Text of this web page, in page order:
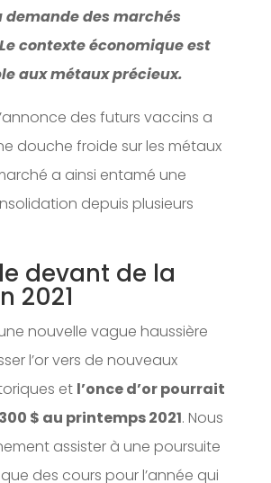
demande des marchés
Le contexte économique est
aux métaux précieux.
des futurs vaccins a
douche froide sur les métaux
a ainsi entamé une
depuis plusieurs
le devant de la
2021
nouvelle vague haussière
l’or vers de nouveaux
et l’once d’or pourrait
$ au printemps 2021. Nous
assister à une poursuite
des cours pour l’année qui